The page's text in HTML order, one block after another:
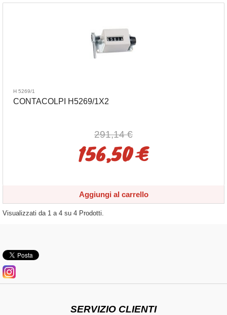
H 5269/1
CONTACOLPI H5269/1X2
291,14 €
156,50 €
Aggiungi al carrello
Visualizzati da 1 a 4 su 4 Prodotti.
SERVIZIO CLIENTI